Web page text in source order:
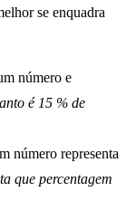
se enquadra
número e
é 15 % de
número representa
que percentagem